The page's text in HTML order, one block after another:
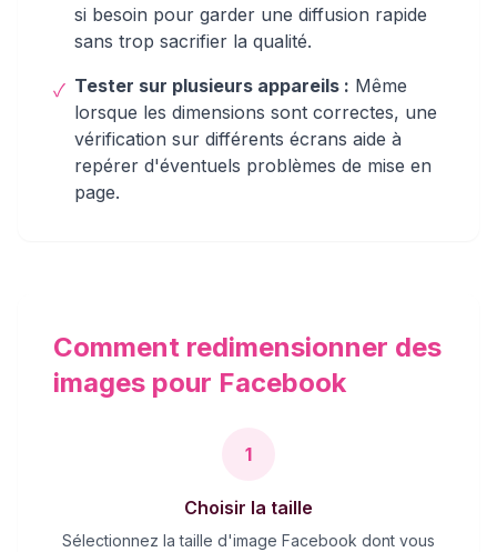
si besoin pour garder une diffusion rapide
sans trop sacrifier la qualité.
✓ Tester sur plusieurs appareils : Même
lorsque les dimensions sont correctes, une
vérification sur différents écrans aide à
repérer d'éventuels problèmes de mise en
page.
Comment redimensionner des
images pour Facebook
1
Choisir la taille
Sélectionnez la taille d'image Facebook dont vous